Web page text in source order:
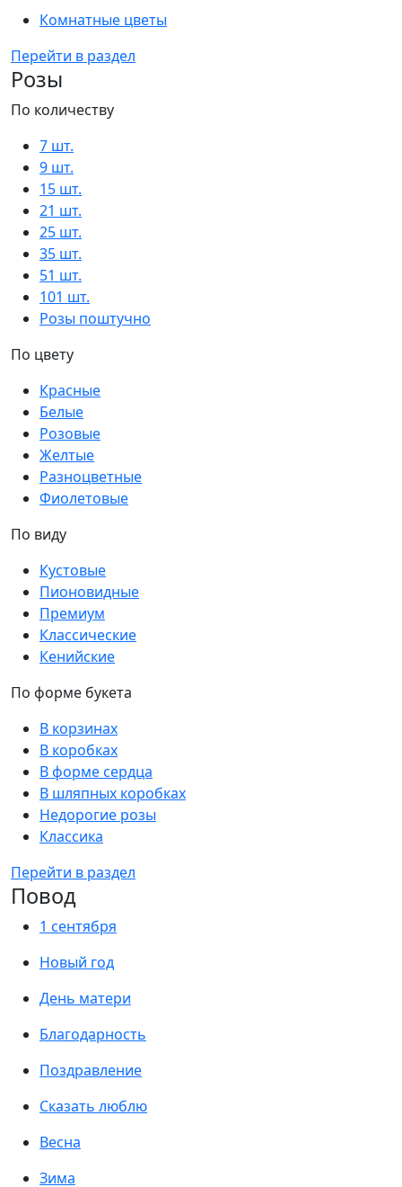
Комнатные цветы
Перейти в раздел
Розы
По количеству
7 шт.
9 шт.
15 шт.
21 шт.
25 шт.
35 шт.
51 шт.
101 шт.
Розы поштучно
По цвету
Красные
Белые
Розовые
Желтые
Разноцветные
Фиолетовые
По виду
Кустовые
Пионовидные
Премиум
Классические
Кенийские
По форме букета
В корзинах
В коробках
В форме сердца
В шляпных коробках
Недорогие розы
Классика
Перейти в раздел
Повод
1 сентября
Новый год
День матери
Благодарность
Поздравление
Сказать люблю
Весна
Зима